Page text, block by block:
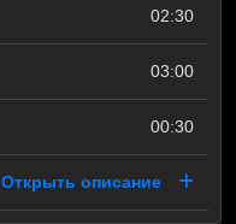
02:30
03:00
00:30
Открыть описание